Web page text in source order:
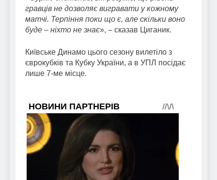
гравців не дозволяє вигравати у кожному
матчі. Терпіння поки що є, але скільки воно
буде – ніхто не знає», – сказав Циганик.
Київське Динамо цього сезону вилетіло з
єврокубків та Кубку України, а в УПЛ посідає
лише 7-ме місце.